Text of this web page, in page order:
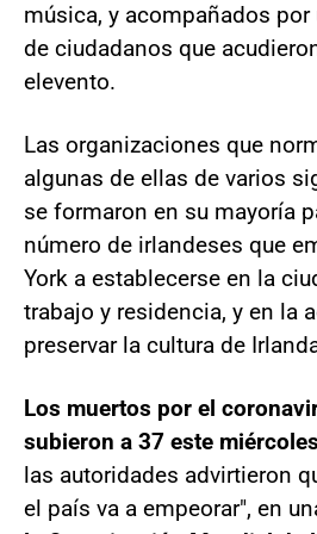
música, y acompañados
de ciudadanos que
elevento.
Las organizaciones que
algunas de ellas de varios
se formaron en su mayoría
número de irlandeses que
York a establecerse en la
trabajo y residencia, y en la
preservar la cultura de
Los muertos por el
subieron a 37 este miércoles
las autoridades advirtieron
el país va a empeorar", en